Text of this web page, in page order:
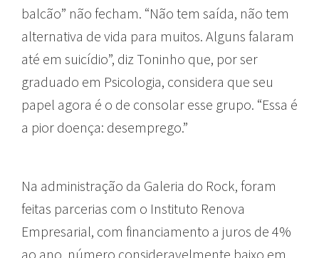
balcão” não fecham. “Não tem saída, não tem
alternativa de vida para muitos. Alguns falaram
até em suicídio”, diz Toninho que, por ser
graduado em Psicologia, considera que seu
papel agora é o de consolar esse grupo. “Essa é
a pior doença: desemprego.”
Na administração da Galeria do Rock, foram
feitas parcerias com o Instituto Renova
Empresarial, com financiamento a juros de 4%
ao ano, número consideravelmente baixo em